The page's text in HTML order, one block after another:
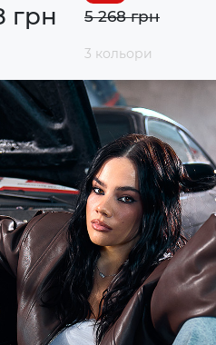
грн 5 268 грн
3 кольори